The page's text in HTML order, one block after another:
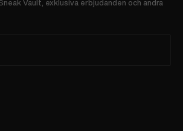
Vault, exklusiva erbjudanden och andra